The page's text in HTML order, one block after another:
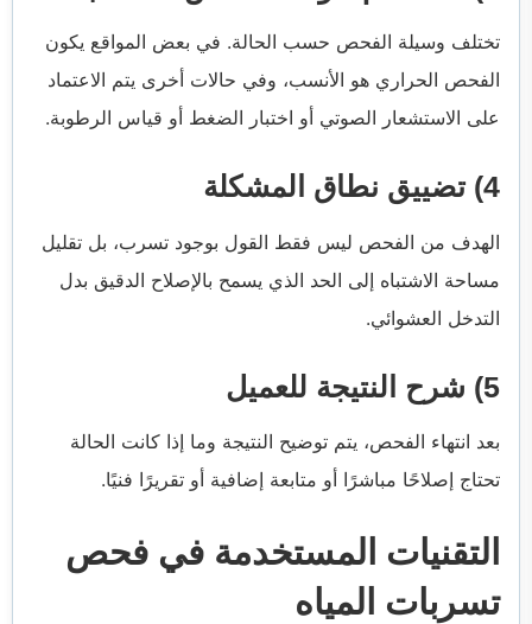
تختلف وسيلة الفحص حسب الحالة. في بعض المواقع يكون
الفحص الحراري هو الأنسب، وفي حالات أخرى يتم الاعتماد
على الاستشعار الصوتي أو اختبار الضغط أو قياس الرطوبة.
4) تضييق نطاق المشكلة
الهدف من الفحص ليس فقط القول بوجود تسرب، بل تقليل
مساحة الاشتباه إلى الحد الذي يسمح بالإصلاح الدقيق بدل
التدخل العشوائي.
5) شرح النتيجة للعميل
بعد انتهاء الفحص، يتم توضيح النتيجة وما إذا كانت الحالة
تحتاج إصلاحًا مباشرًا أو متابعة إضافية أو تقريرًا فنيًا.
التقنيات المستخدمة في فحص
تسربات المياه